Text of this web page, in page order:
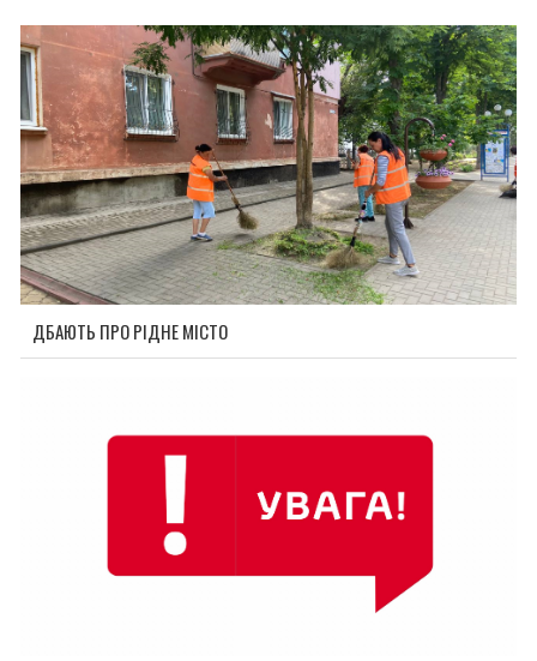
ДБАЮТЬ ПРО РІДНЕ МІСТО